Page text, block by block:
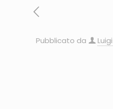
Pubblicato da